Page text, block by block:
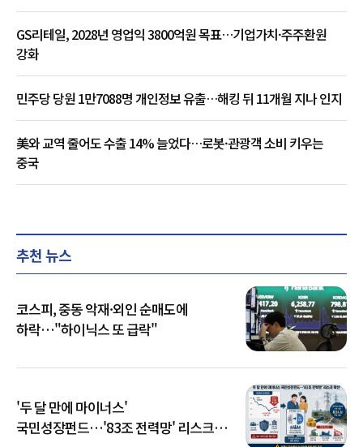
GS리테일, 2028년 영업익 3800억원 목표…기업가치·주주환원
강화
민주당 당원 1만7088명 개인정보 유출…해킹 뒤 11개월 지나 인지
美와 교역 줄어도 수출 14% 늘었다…로봇·관광객 소비 키우는
중국
추천 뉴스
코스피, 중동 악재·외인 순매도에
하락…"하이닉스 또 급락"
'두 달 만에 마이너스'
국민성장펀드…'83조 전력망' 리스크